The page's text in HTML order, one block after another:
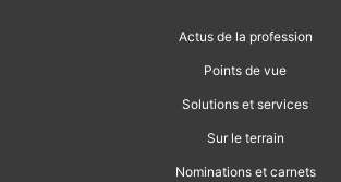
Actus de la profession
Points de vue
Solutions et services
Sur le terrain
Nominations et carnets